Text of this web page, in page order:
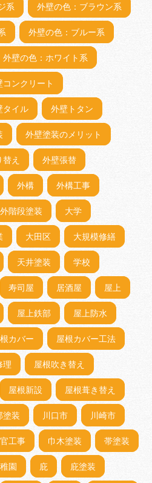
系 外壁の色：ブラウン系
外壁の色：ブルー系
外壁の色：ホワイト系
コンクリート
タイル 外壁トタン
外壁塗装のメリット
え 外壁張替
外構 外構工事
外階段塗装 大学
大田区 大規模修繕
天井塗装 学校
寿司屋 居酒屋 屋上
屋上鉄部 屋上防水
カバー 屋根カバー工法
理 屋根吹き替え
屋根新設 屋根葺き替え
塗装 川口市 川崎市
工事 巾木塗装 帯塗装
園 庇 庇塗装